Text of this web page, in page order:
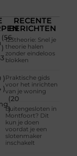
(56
)
)
)
(20
)
RECENTE
BERICHTEN
123theorie: Snel je
theorie halen
zonder eindeloos
blokken
Praktische gids
voor het inrichten
van je woning
Buitengesloten in
Montfoort? Dit
kun je doen
voordat je een
slotenmaker
inschakelt